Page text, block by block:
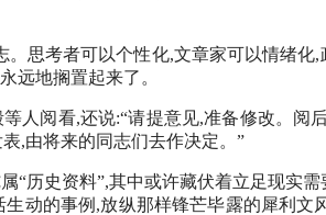
思考者可以个性化,文章家可以情绪化
远地搁置起来了。
阅看,还说:“请提意见,准备修改。阅
,由将来的同志们去作决定。”
“历史资料”,其中或许藏伏着立足现实
动的事例,放纵那样锋芒毕露的犀利文